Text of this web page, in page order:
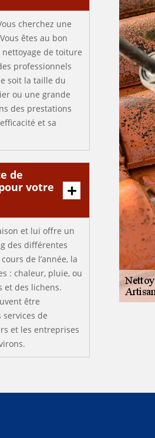
cherchez une
êtes au bon
de toiture
professionnels
soit la taille du
ou une grande
des prestations
et sa
de
votre
et lui offre un
des différentes
de l’année, la
: chaleur, pluie, ou
et des lichens.
être
de
et les entreprises